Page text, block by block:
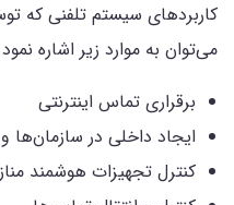
کاربردهای سیستم تلفنی که
می‌توان به موارد زیر اشاره
برقراری تماس اینترنتی
ایجاد داخلی در سازمان‌ها و
کنترل تجهیزات هوشمند